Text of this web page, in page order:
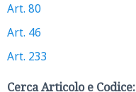
Art. 80
Art. 46
Art. 233
Cerca Articolo e Codice: